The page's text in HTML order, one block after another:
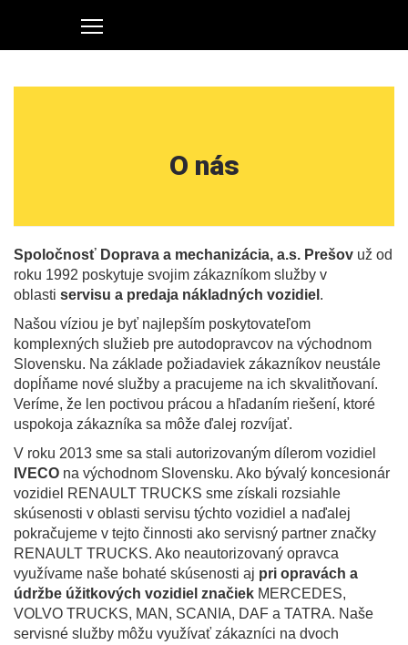
O nás
Spoločnosť Doprava a mechanizácia, a.s. Prešov už od
roku 1992 poskytuje svojim zákazníkom služby v
oblasti servisu a predaja nákladných vozidiel .
Našou víziou je byť najlepším poskytovateľom
komplexných služieb pre autodopravcov na východnom
Slovensku. Na základe požiadaviek zákazníkov neustále
dopĺňame nové služby a pracujeme na ich skvalitňovaní.
Veríme, že len poctivou prácou a hľadaním riešení, ktoré
uspokoja zákazníka sa môže ďalej rozvíjať.
V roku 2013 sme sa stali autorizovaným dílerom vozidiel
IVECO na východnom Slovensku. Ako bývalý koncesionár
vozidiel RENAULT TRUCKS sme získali rozsiahle
skúsenosti v oblasti servisu týchto vozidiel a naďalej
pokračujeme v tejto činnosti ako servisný partner značky
RENAULT TRUCKS. Ako neautorizovaný opravca
využívame naše bohaté skúsenosti aj pri opravách a
údržbe úžitkových vozidiel značiek MERCEDES,
VOLVO TRUCKS, MAN, SCANIA, DAF a TATRA. Naše
servisné služby môžu využívať zákazníci na dvoch